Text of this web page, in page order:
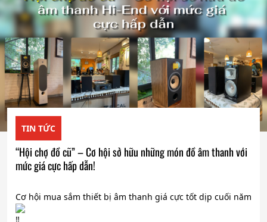
TIN TỨC
“Hội chợ đồ cũ” – Cơ hội sở hữu những món đồ âm thanh với
mức giá cực hấp dẫn!
Cơ hội mua sắm thiết bị âm thanh giá cực tốt dịp cuối năm